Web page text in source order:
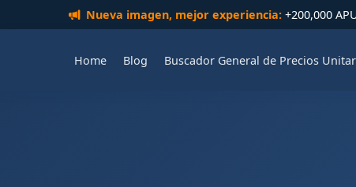
Nueva imagen, mejor experiencia:+200,000
Home Blog Buscador General de Precios